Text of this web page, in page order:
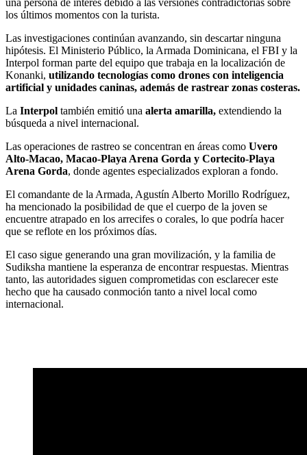
los últimos momentos con la turista.
Las investigaciones continúan avanzando, sin descartar ninguna
hipótesis. El Ministerio Público, la Armada Dominicana, el FBI y la
Interpol forman parte del equipo que trabaja en la localización de
Konanki, utilizando tecnologías como drones con inteligencia
artificial y unidades caninas, además de rastrear zonas costeras.
La Interpol también emitió una alerta amarilla, extendiendo la
búsqueda a nivel internacional.
Las operaciones de rastreo se concentran en áreas como Uvero
Alto-Macao, Macao-Playa Arena Gorda y Cortecito-Playa
Arena Gorda, donde agentes especializados exploran a fondo.
El comandante de la Armada, Agustín Alberto Morillo Rodríguez,
ha mencionado la posibilidad de que el cuerpo de la joven se
encuentre atrapado en los arrecifes o corales, lo que podría hacer
que se reflote en los próximos días.
El caso sigue generando una gran movilización, y la familia de
Sudiksha mantiene la esperanza de encontrar respuestas. Mientras
tanto, las autoridades siguen comprometidas con esclarecer este
hecho que ha causado conmoción tanto a nivel local como
internacional.